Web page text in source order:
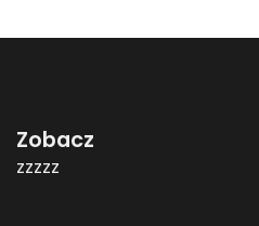
Zobacz
zzzzz